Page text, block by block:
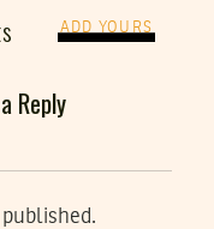
ADD YOURS
Reply